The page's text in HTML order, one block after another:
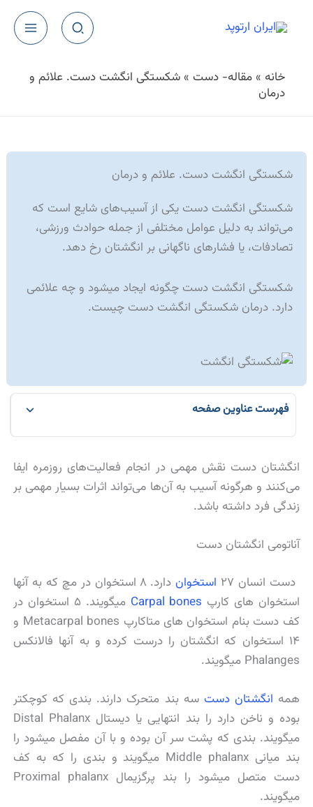
خانه » مقاله- دست » شکستگی انگشت دست. علائم و
درمان
شکستگی انگشت دست. علائم و درمان
شکستگی انگشت دست یکی از آسیب‌های شایع است که
می‌تواند به دلیل عوامل مختلفی از جمله حوادث ورزشی،
تصادفات، یا فشارهای ناگهانی بر انگشتان رخ دهد.
شکستگی انگشت دست چگونه ایجاد میشود و چه علائمی
دارد. درمان شکستگی انگشت دست چیست.
انگشتان دست نقش مهمی در انجام فعالیت‌های روزمره ایفا
می‌کنند و هرگونه آسیب به آن‌ها می‌تواند اثرات بسیار مهمی بر
زندگی فرد داشته باشد.
آناتومی انگشتان دست
دست انسان ۲۷ استخوان
دارد. ۸ استخوان در مچ که به آنها
استخوان های کارپ Carpal bones
میگویند. ۵ استخوان در
کف دست بنام استخوان های متاکارپ Metacarpal bones و
۱۴ استخوان که انگشتان را درست کرده و به آنها فالانکس
Phalanges میگویند.
همه انگشتان دست سه بند متحرک دارند. بندی که کوچکتر
بوده و ناخن دارد را بند انتهایی یا دیستال Distal Phalanx
میگویند. بندی که پشت سر آن بوده و با آن مفصل میشود را
بند میانی Middle phalanx میگویند و بندی را که به کف
دست متصل میشود را بند پرگزیمال Proximal phalanx
میگویند.
فهرست عناوین صفحه